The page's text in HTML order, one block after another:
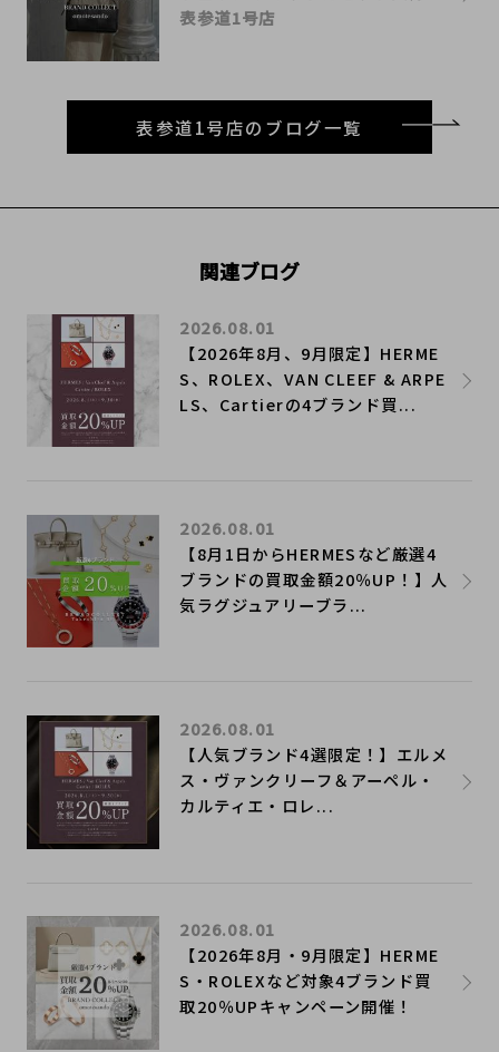
表参道1号店
表参道1号店のブログ一覧
関連ブログ
【2026年8月、9月限定】HERME
S、ROLEX、VAN CLEEF & ARPE
LS、Cartierの4ブランド買...
2026.08.01
【8月1日からHERMESなど厳選4
ブランドの買取金額20％UP！】人
気ラグジュアリーブラ...
2026.08.01
【人気ブランド4選限定！】エルメ
ス・ヴァンクリーフ＆アーペル・
カルティエ・ロレ...
2026.08.01
【2026年8月・9月限定】HERME
S・ROLEXなど対象4ブランド買
取20％UPキャンペーン開催！
2026.08.01